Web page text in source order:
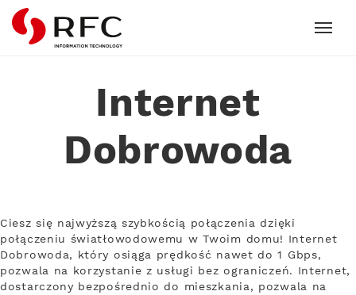
RFC
Internet
Dobrowoda
Ciesz się najwyższą szybkością połączenia dzięki
połączeniu światłowodowemu w Twoim domu! Internet
Dobrowoda, który osiąga prędkość nawet do 1 Gbps,
pozwala na korzystanie z usługi bez ograniczeń. Internet,
dostarczony bezpośrednio do mieszkania, pozwala na